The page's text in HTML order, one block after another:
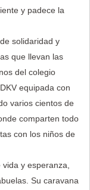
y padece la
solidaridad y
que llevan las
del colegio
equipada con
varios cientos de
comparten todo
con los niños de
y esperanza,
Su caravana